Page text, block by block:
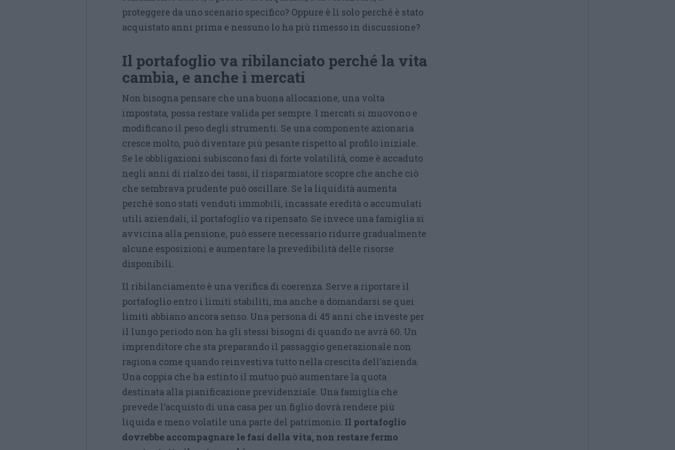
proteggere da uno scenario specifico? Oppure è lì solo perché è stato
acquistato anni prima e nessuno lo ha più rimesso in discussione?
Il portafoglio va ribilanciato perché la vita
cambia, e anche i mercati
Non bisogna pensare che una buona allocazione, una volta
impostata, possa restare valida per sempre. I mercati si muovono e
modificano il peso degli strumenti. Se una componente azionaria
cresce molto, può diventare più pesante rispetto al profilo iniziale.
Se le obbligazioni subiscono fasi di forte volatilità, come è accaduto
negli anni di rialzo dei tassi, il risparmiatore scopre che anche ciò
che sembrava prudente può oscillare. Se la liquidità aumenta
perché sono stati venduti immobili, incassate eredità o accumulati
utili aziendali, il portafoglio va ripensato. Se invece una famiglia si
avvicina alla pensione, può essere necessario ridurre gradualmente
alcune esposizioni e aumentare la prevedibilità delle risorse
disponibili.
Il ribilanciamento è una verifica di coerenza. Serve a riportare il
portafoglio entro i limiti stabiliti, ma anche a domandarsi se quei
limiti abbiano ancora senso. Una persona di 45 anni che investe per
il lungo periodo non ha gli stessi bisogni di quando ne avrà 60. Un
imprenditore che sta preparando il passaggio generazionale non
ragiona come quando reinvestiva tutto nella crescita dell’azienda.
Una coppia che ha estinto il mutuo può aumentare la quota
destinata alla pianificazione previdenziale. Una famiglia che
prevede l’acquisto di una casa per un figlio dovrà rendere più
liquida e meno volatile una parte del patrimonio. Il portafoglio
dovrebbe accompagnare le fasi della vita, non restare fermo